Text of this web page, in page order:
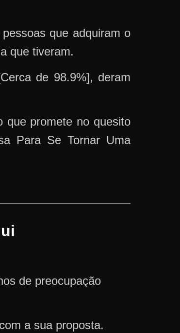
que adquiram o
que tiveram.
de 98.9%], deram
que promete no quesito
Para Se Tornar Uma
de preocupação
a sua proposta.